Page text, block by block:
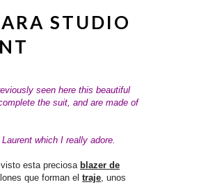
STUDIO
seen here this beautiful
the suit, and are made of
which I really adore.
esta preciosa blazer de
que forman el traje, unos